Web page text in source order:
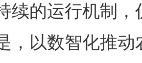
续的运行机制
，以数智化推动